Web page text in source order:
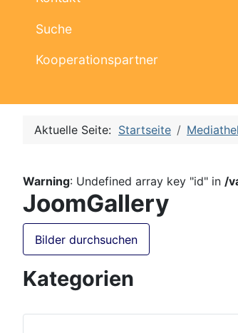
Aktuelle Seite: Startseite
Warning: Undefined array key "id" in /
JoomGallery
Bilder durchsuchen
Kategorien
Suche
Kooperationspartner